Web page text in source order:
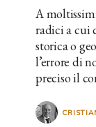
A
radici a cui
storica o
l’errore di
preciso il